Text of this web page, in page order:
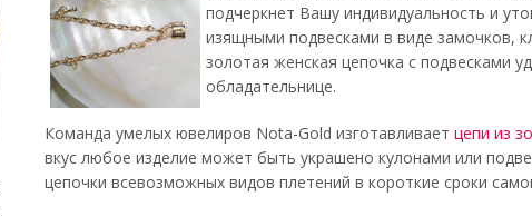
подчеркнет Вашу индивидуальность и
изящными подвесками в виде замочков,
золотая женская цепочка с подвесками
обладательнице.
Команда умелых ювелиров Nota-Gold изготавливает цепи из
вкус любое изделие может быть украшено кулонами или
цепочки всевозможных видов плетений в короткие сроки